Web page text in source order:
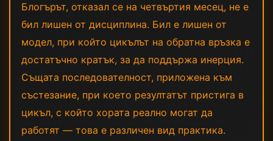
Блогърът, отказал се на четвъртия месец, не е
бил лишен от дисциплина. Бил е лишен от
модел, при който цикълът на обратна връзка е
достатъчно кратък, за да поддържа инерция.
Същата последователност, приложена към
състезание, при което резултатът пристига в
цикъл, с който хората реално могат да
работят — това е различен вид практика.